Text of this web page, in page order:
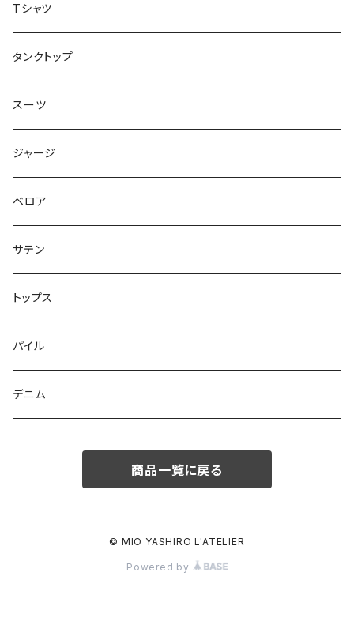
ジャケット
トップス
Tシャツ
タンクトップ
スーツ
ジャージ
ベロア
サテン
トップス
パイル
デニム
商品一覧に戻る
© MIO YASHIRO L'ATELIER
Powered by